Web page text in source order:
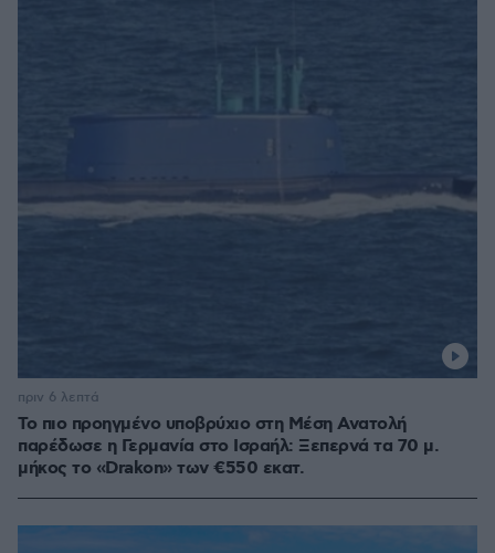
Το πιο προηγμένο υποβρύχιο στη Μέση Ανατολή
παρέδωσε η Γερμανία στο Ισραήλ: Ξεπερνά τα 70 μ.
μήκος το «Drakon» των €550 εκατ.
πριν 6 λεπτά